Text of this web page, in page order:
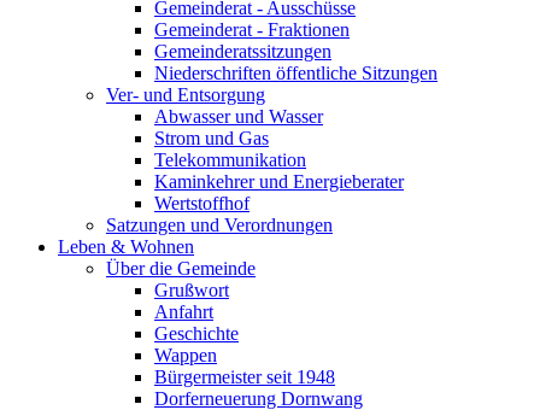
Gemeinderat - Ausschüsse
Gemeinderat - Fraktionen
Gemeinderatssitzungen
Niederschriften öffentliche Sitzungen
Ver- und Entsorgung
Abwasser und Wasser
Strom und Gas
Telekommunikation
Kaminkehrer und Energieberater
Wertstoffhof
Satzungen und Verordnungen
Leben & Wohnen
Über die Gemeinde
Grußwort
Anfahrt
Geschichte
Wappen
Bürgermeister seit 1948
Dorferneuerung Dornwang